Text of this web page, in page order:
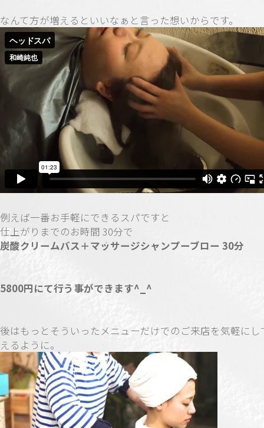
なんて方が増えるといいなぁと言った想いからです。
例えば一番お手軽にできるスパですと
仕上がりまでのお時間 30分で
炭酸クリームバス＋マッサージシャンプーブロー 30分
5800円にて行う事ができます^_^
後はもっとそういったメニューだけでのご来店を気軽にし
えるように。